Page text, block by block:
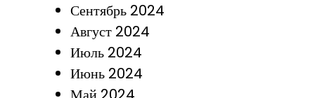
Сентябрь 2024
Август 2024
Июль 2024
Июнь 2024